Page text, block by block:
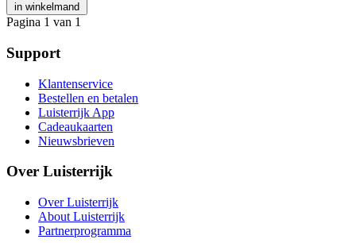
in winkelmand
Pagina 1 van 1
Support
Klantenservice
Bestellen en betalen
Luisterrijk App
Cadeaukaarten
Nieuwsbrieven
Over Luisterrijk
Over Luisterrijk
About Luisterrijk
Partnerprogramma